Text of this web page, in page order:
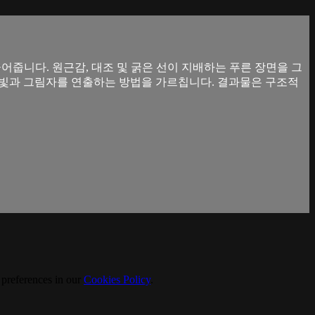
줍니다. 원근감, 대조 및 굵은 선이 지배하는 푸른 장면을 그
과 그림자를 연출하는 방법을 가르칩니다. 결과물은 구조적
Cookies Policy.